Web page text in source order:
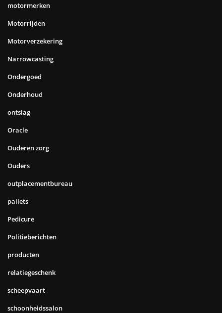
motormerken
Motorrijden
Motorverzekering
Narrowcasting
Ondergoed
Onderhoud
ontslag
Oracle
Ouderen zorg
Ouders
outplacementbureau
pallets
Pedicure
Politieberichten
producten
relatiegeschenk
scheepvaart
schoonheidssalon